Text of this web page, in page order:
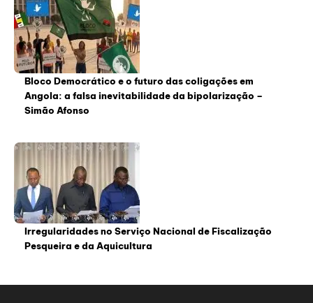
Bloco Democrático e o futuro das coligações em
Angola: a falsa inevitabilidade da bipolarização –
Simão Afonso
Irregularidades no Serviço Nacional de Fiscalização
Pesqueira e da Aquicultura